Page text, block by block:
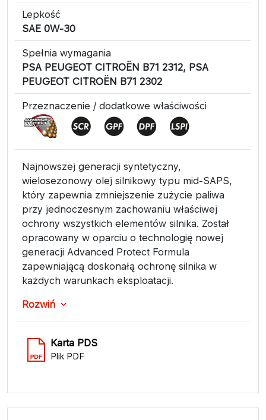
Lepkość
SAE 0W-30
Spełnia wymagania
PSA PEUGEOT CITROËN B71 2312, PSA
PEUGEOT CITROËN B71 2302
Przeznaczenie / dodatkowe właściwości
Najnowszej generacji syntetyczny,
wielosezonowy olej silnikowy typu mid-SAPS,
który zapewnia zmniejszenie zużycie paliwa
przy jednoczesnym zachowaniu właściwej
ochrony wszystkich elementów silnika. Został
opracowany w oparciu o technologię nowej
generacji Advanced Protect Formula
zapewniającą doskonałą ochronę silnika w
każdych warunkach eksploatacji.
Rozwiń
Karta PDS
Plik PDF